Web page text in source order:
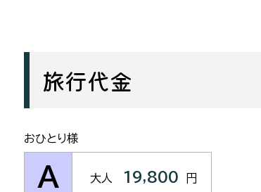
旅行代金
おひとり様
A 大人 19,800 円